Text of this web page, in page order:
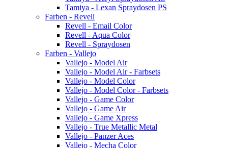
Tamiya - Lexan Spraydosen PS
Farben - Revell
Revell - Email Color
Revell - Aqua Color
Revell - Spraydosen
Farben - Vallejo
Vallejo - Model Air
Vallejo - Model Air - Farbsets
Vallejo - Model Color
Vallejo - Model Color - Farbsets
Vallejo - Game Color
Vallejo - Game Air
Vallejo - Game Xpress
Vallejo - True Metallic Metal
Vallejo - Panzer Aces
Vallejo - Mecha Color